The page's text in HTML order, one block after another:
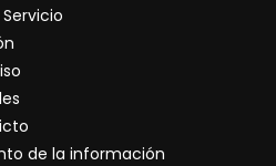
de la información